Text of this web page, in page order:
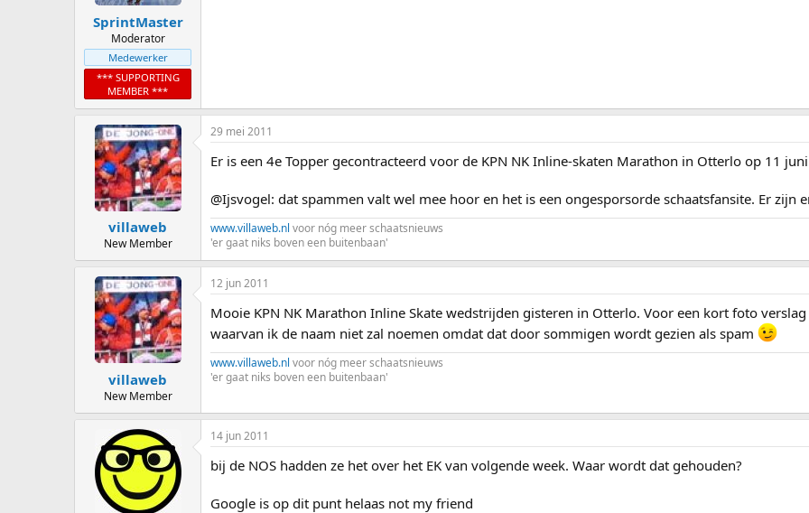
SprintMaster
Moderator
Medewerker
*** SUPPORTING
MEMBER ***
villaweb
New Member
29 mei 2011
Er is een 4e Topper gecontracteerd voor de KPN NK Inline-skaten Marathon in Otterlo op 11
@Ijsvogel: dat spammen valt wel mee hoor en het is een ongesporsorde schaatsfansite. Er zijn
www.villaweb.nl voor nóg meer schaatsnieuws
'er gaat niks boven een buitenbaan'
villaweb
New Member
12 jun 2011
Mooie KPN NK Marathon Inline Skate wedstrijden gisteren in Otterlo. Voor een kort foto
waarvan ik de naam niet zal noemen omdat dat door sommigen wordt gezien als spam
www.villaweb.nl voor nóg meer schaatsnieuws
'er gaat niks boven een buitenbaan'
14 jun 2011
bij de NOS hadden ze het over het EK van volgende week. Waar wordt dat gehouden?
Google is op dit punt helaas not my friend